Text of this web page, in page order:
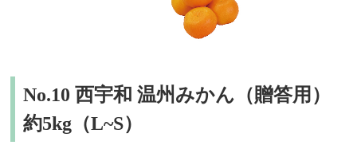
No.10 西宇和 温州みかん（贈答用）
約5kg（L~S）